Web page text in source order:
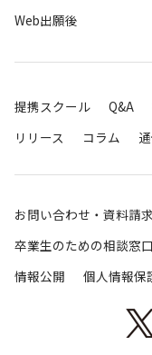
Web出願後
提携スクール Q&A
リリース
コラム
お問い合わせ・資料請求
卒業生のための相談窓口
情報公開
個人情報保